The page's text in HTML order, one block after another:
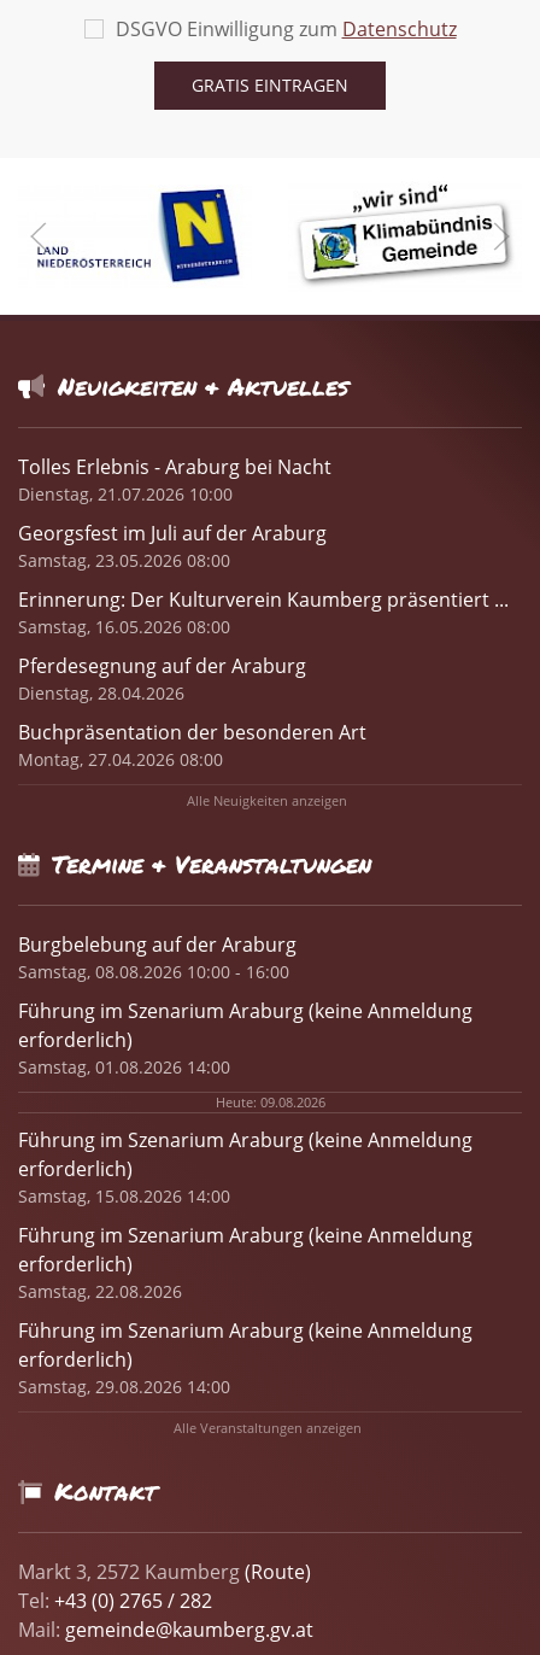
DSGVO Einwilligung zum Datenschutz
Neuigkeiten & Aktuelles
Tolles Erlebnis - Araburg bei Nacht
Dienstag, 21.07.2026 10:00
Georgsfest im Juli auf der Araburg
Samstag, 23.05.2026 08:00
Erinnerung: Der Kulturverein Kaumberg präsentiert ...
Samstag, 16.05.2026 08:00
Pferdesegnung auf der Araburg
Dienstag, 28.04.2026
Buchpräsentation der besonderen Art
Montag, 27.04.2026 08:00
Alle Neuigkeiten anzeigen
Termine & Veranstaltungen
Burgbelebung auf der Araburg
Samstag, 08.08.2026 10:00 - 16:00
Führung im Szenarium Araburg (keine Anmeldung
erforderlich)
Samstag, 01.08.2026 14:00
Heute: 09.08.2026
Führung im Szenarium Araburg (keine Anmeldung
erforderlich)
Samstag, 15.08.2026 14:00
Führung im Szenarium Araburg (keine Anmeldung
erforderlich)
Samstag, 22.08.2026
Führung im Szenarium Araburg (keine Anmeldung
erforderlich)
Samstag, 29.08.2026 14:00
Alle Veranstaltungen anzeigen
Kontakt
Markt 3, 2572 Kaumberg(Route)
Tel: +43 (0) 2765 / 282
Mail: gemeinde@kaumberg.gv.at